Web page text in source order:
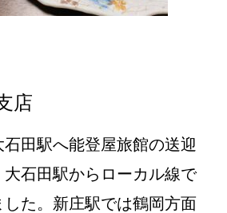
店
田駅へ能登屋旅館の送迎
石田駅からローカル線で
た。新庄駅では鶴岡方面